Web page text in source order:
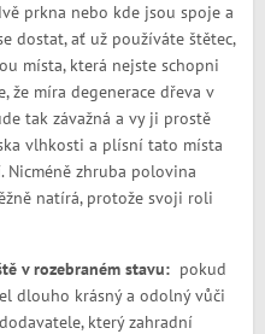
prkna nebo kde jsou spoje a
dostat, ať už používáte štětec,
místa, která nejste schopni
že míra degenerace dřeva v
tak závažná a vy ji prostě
vlhkosti a plísní tato místa
Nicméně zhruba polovina
natírá, protože svoji roli
v rozebraném stavu: pokud
dlouho krásný a odolný vůči
který zahradní